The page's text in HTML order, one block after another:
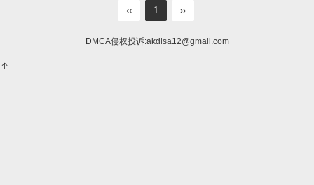
‹‹ 1 ››
DMCA侵权投诉:akdlsa12@gmail.com